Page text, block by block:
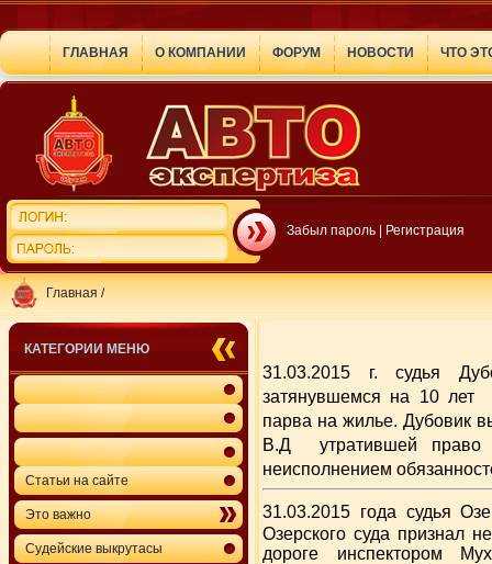
ГЛАВНАЯ О КОМПАНИИ ФОРУМ НОВОСТИ ЧТО
Забыл пароль Регистрация
Главная /
КАТЕГОРИИ МЕНЮ
Статьи на сайте
Это важно
Судейские выкрутасы
31.03.2015 г. судья
затянувшемся на 10
парва на жилье. Дубовик
В.Д утратившей
неисполнением
31.03.2015 года судья
Озерского суда признал
дороге инспектором